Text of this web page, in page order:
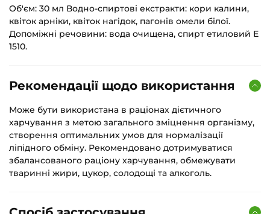
Об'єм: 30 мл Водно-спиртові екстракти: кори калини,
квіток арніки, квіток нагідок, пагонів омели білої.
Допоміжні речовини: вода очищена, спирт етиловий Е
1510.
Рекомендації щодо використання
Може бути використана в раціонах дієтичного
харчування з метою загального зміцнення організму,
створення оптимальних умов для нормалізації
ліпідного обміну. Рекомендовано дотримуватися
збалансованого раціону харчування, обмежувати
тваринні жири, цукор, солодощі та алкоголь.